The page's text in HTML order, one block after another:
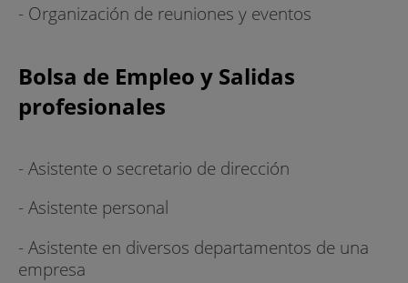
- Organización de reuniones y eventos
Bolsa de Empleo y Salidas
profesionales
- Asistente o secretario de dirección
- Asistente personal
- Asistente en diversos departamentos de una
empresa